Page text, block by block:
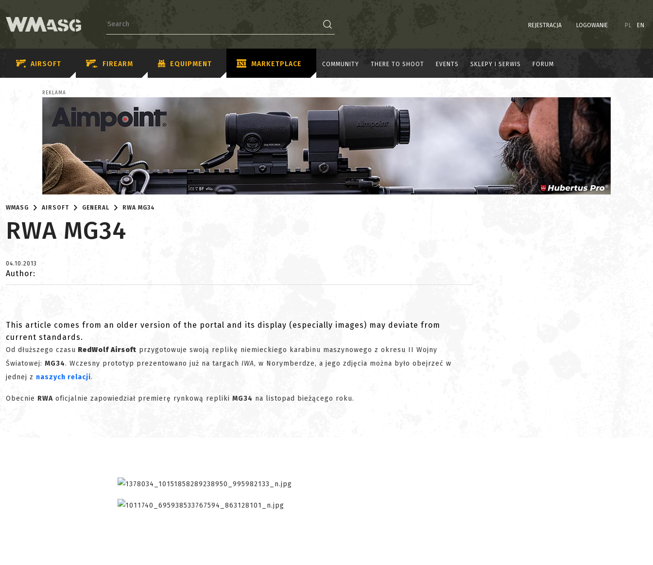
REJESTRACJA LOGOWANIE PL EN
AIRSOFT FIREARM EQUIPMENT MARKETPLACE COMMUNITY THERE TO SHOOT EVENTS SKLEPY I SERWIS FORUM
REKLAMA
WMASG AIRSOFT GENERAL RWA MG34
RWA MG34
04.10.2013
Author:
This article comes from an older version of the portal and its display (especially images) may deviate from
current standards.
Od dłuższego czasu RedWolf Airsoft przygotowuje swoją replikę niemieckiego karabinu maszynowego z okresu II Wojny
Światowej: MG34. Wczesny prototyp prezentowano już na targach IWA, w Norymberdze, a jego zdjęcia można było obejrzeć w
jednej z naszych relacji.
Obecnie RWA oficjalnie zapowiedział premierę rynkową repliki MG34 na listopad bieżącego roku.